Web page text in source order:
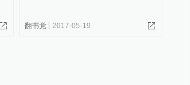
翻书党 2017-05-19